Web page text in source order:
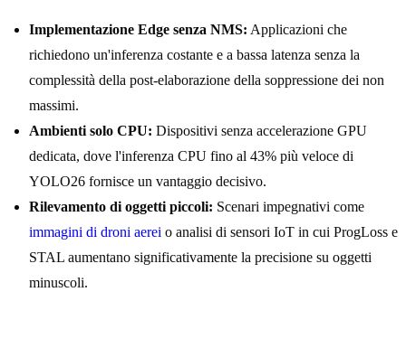
Implementazione Edge senza NMS: Applicazioni che
richiedono un'inferenza costante e a bassa latenza senza la
complessità della post-elaborazione della soppressione dei non
massimi.
Ambienti solo CPU: Dispositivi senza accelerazione GPU
dedicata, dove l'inferenza CPU fino al 43% più veloce di
YOLO26 fornisce un vantaggio decisivo.
Rilevamento di oggetti piccoli: Scenari impegnativi come
immagini di droni aerei o analisi di sensori IoT in cui ProgLoss e
STAL aumentano significativamente la precisione su oggetti
minuscoli.